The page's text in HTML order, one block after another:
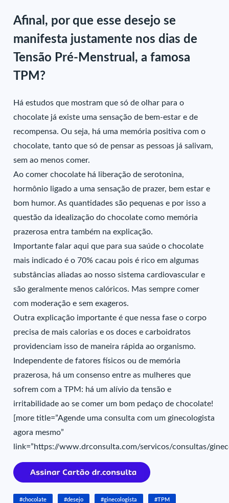
Afinal, por que esse desejo se
manifesta justamente nos dias de
Tensão Pré-Menstrual, a famosa
TPM?
Há estudos que mostram que só de olhar para o
chocolate já existe uma sensação de bem-estar e de
recompensa. Ou seja, há uma memória positiva com o
chocolate, tanto que só de pensar as pessoas já salivam,
sem ao menos comer.
Ao comer chocolate há liberação de serotonina,
hormônio ligado a uma sensação de prazer, bem estar e
bom humor. As quantidades são pequenas e por isso a
questão da idealização do chocolate como memória
prazerosa entra também na explicação.
Importante falar aqui que para sua saúde o chocolate
mais indicado é o 70% cacau pois é rico em algumas
substâncias aliadas ao nosso sistema cardiovascular e
são geralmente menos calóricos. Mas sempre comer
com moderação e sem exageros.
Outra explicação importante é que nessa fase o corpo
precisa de mais calorias e os doces e carboidratos
providenciam isso de maneira rápida ao organismo.
Independente de fatores físicos ou de memória
prazerosa, há um consenso entre as mulheres que
sofrem com a TPM: há um alívio da tensão e
irritabilidade ao se comer um bom pedaço de chocolate!
[more title=”Agende uma consulta com um ginecologista
agora mesmo”
link=”https://www.drconsulta.com/servicos/consultas/
#chocolate #desejo #ginecologista #TPM